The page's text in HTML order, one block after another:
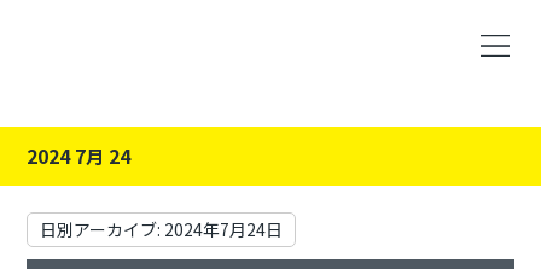
2024 7月 24
日別アーカイブ: 2024年7月24日